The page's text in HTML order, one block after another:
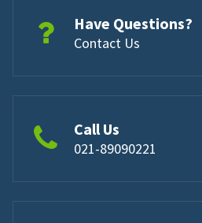
Have Questions?
Contact Us
Call Us
021-89090221